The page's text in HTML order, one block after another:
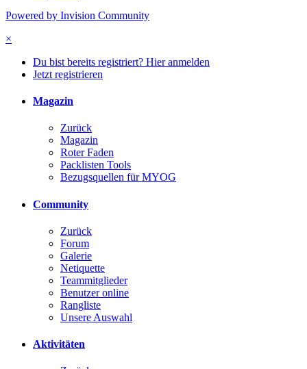
Powered by Invision Community
×
Du bist bereits registriert? Hier anmelden
Jetzt registrieren
Magazin
Zurück
Magazin
Roter Faden
Packlisten Tools
Bezugsquellen für MYOG
Community
Zurück
Forum
Galerie
Netiquette
Teammitglieder
Benutzer online
Rangliste
Unsere Auswahl
Aktivitäten